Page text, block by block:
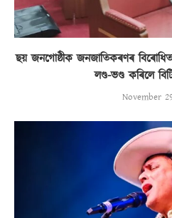
ছয় জনগোষ্ঠীক জনজাতিকৰণৰ
লণ্ড-ভণ্ড কৰিলে
November